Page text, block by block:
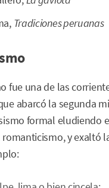
Tradiciones peruanas
fue una de las
abarcó la segunda
formal eludiendo
y exaltó